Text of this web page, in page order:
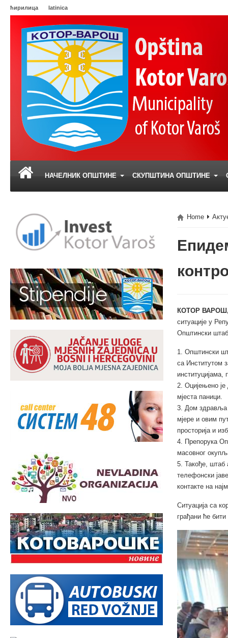
ћирилица latinica
НАЧЕЛНИК ОПШТИНЕ СКУПШТИНА ОПШТИНЕ
Home
КОТОР
ситуације у
Општински штаб
1. Општински
са Институтом
институцијама,
2. Оцијењено
мјеста паници.
3. Дом здравља
мјере и овим
просторија и
4. Препорука
масовног
5. Такође, штаб
телефонски
контакте на
Ситуација са
грађани ће